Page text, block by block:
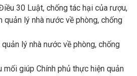
30 Luật, chống tác hại của rượu,
quản lý nhà nước về phòng, chống
lý nhà nước về phòng, chống
mối giúp Chính phủ thực hiện quản